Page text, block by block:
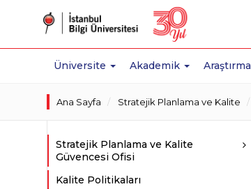
Üniversite Akademik Araştırma
Ana Sayfa Stratejik Planlama ve Kalite
Stratejik Planlama ve Kalite
Güvencesi Ofisi
Kalite Politikaları